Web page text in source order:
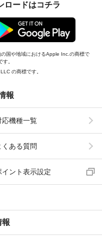
ロードはコチラ
国や地域におけるApple Inc.の商標で
。
の商標です。
報
応機種一覧
くある質問
イント表示設定
報